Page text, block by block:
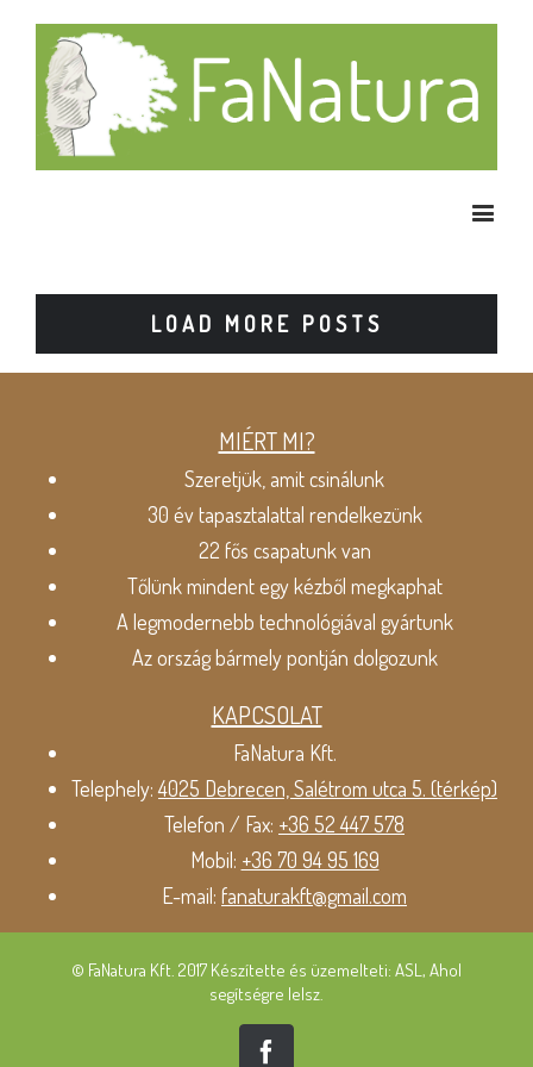
LOAD MORE POSTS
MIÉRT MI?
Szeretjük, amit csinálunk
30 év tapasztalattal rendelkezünk
22 fős csapatunk van
Tőlünk mindent egy kézből megkaphat
A legmodernebb technológiával gyártunk
Az ország bármely pontján dolgozunk
KAPCSOLAT
FaNatura Kft.
Telephely:4025 Debrecen, Salétrom utca 5. (térkép)
Telefon / Fax: +36 52 447 578
Mobil: +36 70 94 95 169
E-mail: fanaturakft@gmail.com
© FaNatura Kft. 2017 Készítette és üzemelteti: ASL, Ahol
segítségre lelsz.